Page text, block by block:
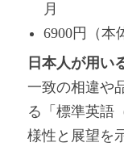
月
6900円（本
日本人が用い
一致の相違や
る「標準英語
様性と展望を